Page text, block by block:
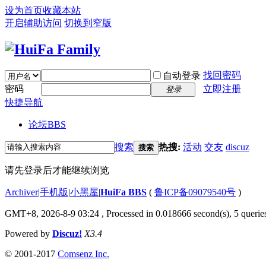
设为首页收藏本站
开启辅助访问 切换到窄版
自动登录 找回密码
密码
登录
立即注册
快捷导航
论坛BBS
搜索 搜索 热搜: 活动 交友 discuz
请先登录后才能继续浏览
Archiver|手机版|小黑屋|HuiFa BBS ( 鲁ICP备09079540号 )
GMT+8, 2026-8-9 03:24 , Processed in 0.018666 second(s), 5
Powered by Discuz! X3.4
© 2001-2017 Comsenz Inc.